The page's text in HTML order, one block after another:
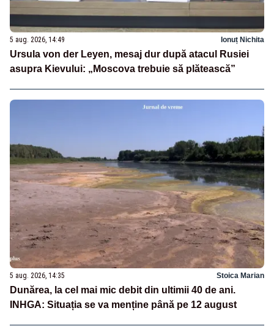
5 aug. 2026, 14:49 Ionuț Nichita
Ursula von der Leyen, mesaj dur după atacul Rusiei
asupra Kievului: „Moscova trebuie să plătească”
5 aug. 2026, 14:35 Stoica Marian
Dunărea, la cel mai mic debit din ultimii 40 de ani.
INHGA: Situația se va menține până pe 12 august